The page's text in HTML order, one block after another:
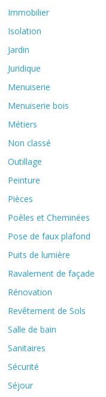
Immobilier
Isolation
Jardin
Juridique
Menuiserie
Menuiserie bois
Métiers
Non classé
Outillage
Peinture
Pièces
Poêles et Cheminées
Pose de faux plafond
Puits de lumière
Ravalement de façade
Rénovation
Revêtement de Sols
Salle de bain
Sanitaires
Sécurité
Séjour